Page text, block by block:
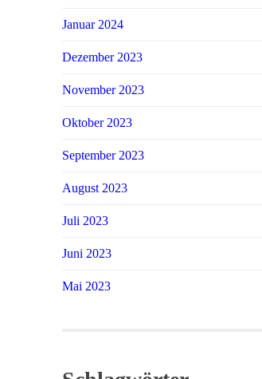
Januar 2024
Dezember 2023
November 2023
Oktober 2023
September 2023
August 2023
Juli 2023
Juni 2023
Mai 2023